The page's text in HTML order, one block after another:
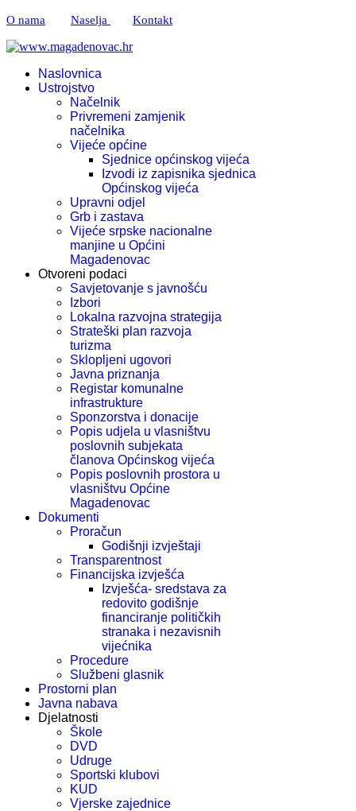
O nama Naselja Kontakt
Naslovnica
Ustrojstvo
Načelnik
Privremeni zamjenik
načelnika
Vijeće općine
Sjednice općinskog vijeća
Izvodi iz zapisnika sjednica
Općinskog vijeća
Upravni odjel
Grb i zastava
Vijeće srpske nacionalne
manjine u Općini
Magadenovac
Otvoreni podaci
Savjetovanje s javnošću
Izbori
Lokalna razvojna strategija
Strateški plan razvoja
turizma
Sklopljeni ugovori
Javna priznanja
Registar komunalne
infrastrukture
Sponzorstva i donacije
Popis udjela u vlasništvu
poslovnih subjekata
članova Općinskog vijeća
Popis poslovnih prostora u
vlasništvu Općine
Magadenovac
Dokumenti
Proračun
Godišnji izvještaji
Transparentnost
Financijska izvješća
Izvješća- sredstava za
redovito godišnje
financiranje političkih
stranaka i nezavisnih
vijećnika
Procedure
Službeni glasnik
Prostorni plan
Javna nabava
Djelatnosti
Škole
DVD
Udruge
Sportski klubovi
KUD
Vjerske zajednice